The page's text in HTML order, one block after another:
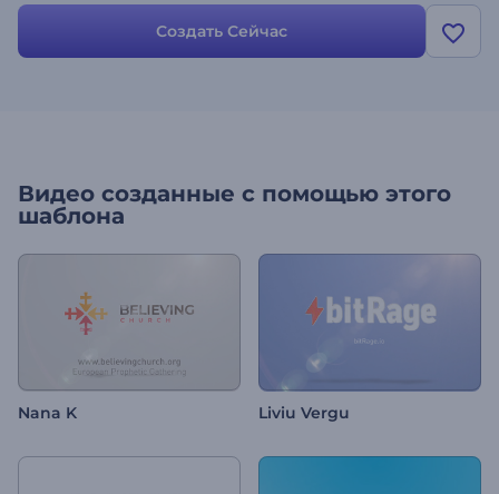
Создать Сейчас
Видео созданные с помощью этого
шаблона
Nana K Liviu Vergu